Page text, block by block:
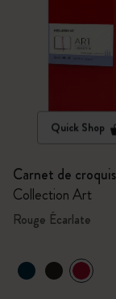
Quick Shop
Carnet de croquis
Collection Art
Rouge Écarlate